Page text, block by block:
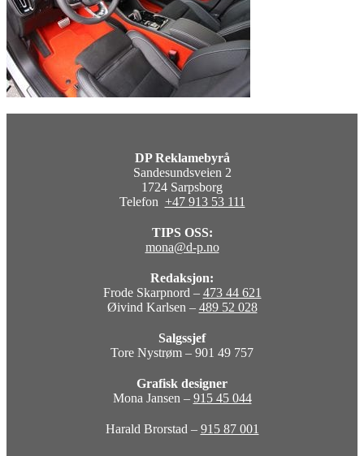
DP Reklamebyrå
Sandesundsveien 2
1724 Sarpsborg
Telefon +47 913 53 111
TIPS OSS:
mona@d-p.no
Redaksjon:
Frode Skarpnord – 473 44 621
Øivind Karlsen – 489 52 028
Salgssjef
Tore Nystrøm – 901 49 757
Grafisk designer
Mona Jansen – 915 45 044
Harald Brorstad – 915 87 001